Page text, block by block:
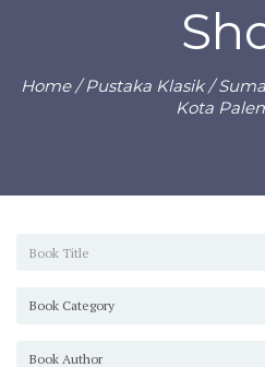
Home/Pustaka Klasik/
Kota